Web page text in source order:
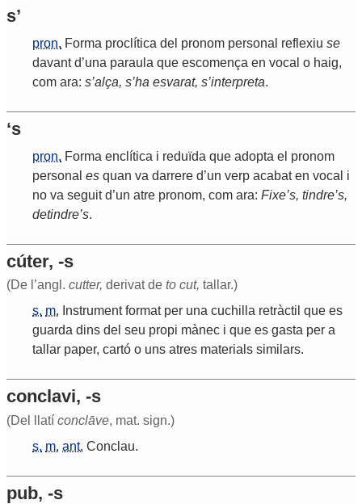
s’
pron. Forma proclítica del pronom personal reflexiu se
davant d’una paraula que escomença en vocal o haig,
com ara: s’alça, s’ha esvarat, s’interpreta.
‘s
pron. Forma enclítica i reduïda que adopta el pronom
personal es quan va darrere d’un verp acabat en vocal i
no va seguit d’un atre pronom, com ara: Fixe’s, tindre’s,
detindre’s.
cúter, -s
(De l’angl. cutter, derivat de to cut, tallar.)
s. m. Instrument format per una cuchilla retràctil que es
guarda dins del seu propi mànec i que es gasta per a
tallar paper, cartó o uns atres materials similars.
conclavi, -s
(Del llatí conclāve, mat. sign.)
s. m. ant. Conclau.
pub, -s